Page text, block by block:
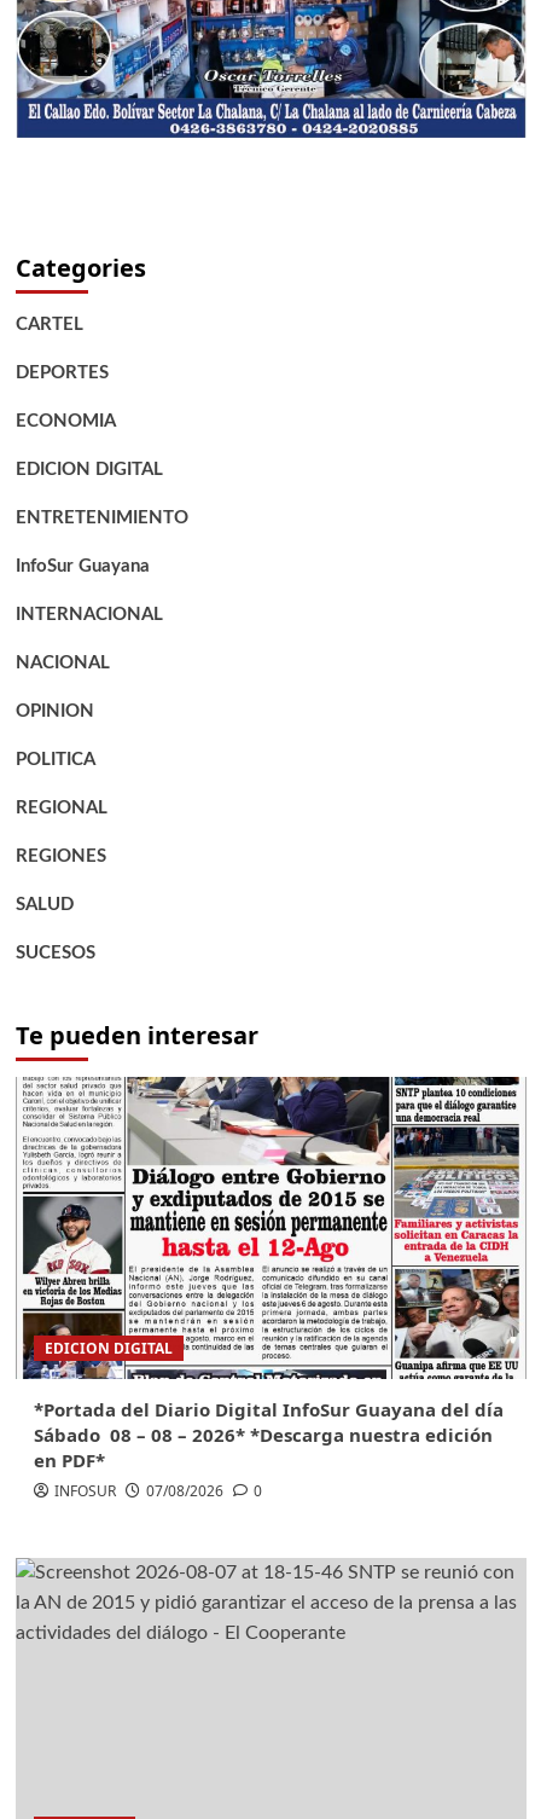
Categories
CARTEL
DEPORTES
ECONOMIA
EDICION DIGITAL
ENTRETENIMIENTO
InfoSur Guayana
INTERNACIONAL
NACIONAL
OPINION
POLITICA
REGIONAL
REGIONES
SALUD
SUCESOS
Te pueden interesar
EDICION DIGITAL
*Portada del Diario Digital InfoSur Guayana del día
Sábado 08 – 08 – 2026* *Descarga nuestra edición
en PDF*
INFOSUR 07/08/2026 0